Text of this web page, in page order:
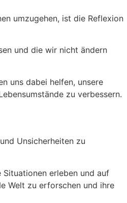
umzugehen, ist die Reflexion
und die wir nicht ändern
uns dabei helfen, unsere
zu verbessern.
Unsicherheiten zu
Situationen erleben und auf
Welt zu erforschen und ihre